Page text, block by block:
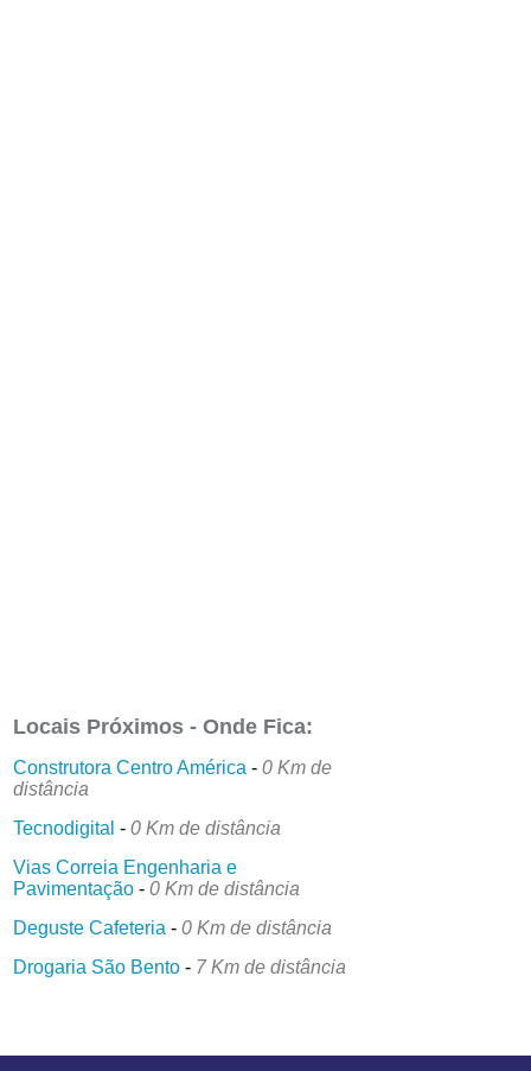
Locais Próximos - Onde Fica:
Construtora Centro América -0 Km de
distância
Tecnodigital -0 Km de distância
Vias Correia Engenharia e
Pavimentação -0 Km de distância
Deguste Cafeteria -0 Km de distância
Drogaria São Bento - 7 Km de distância